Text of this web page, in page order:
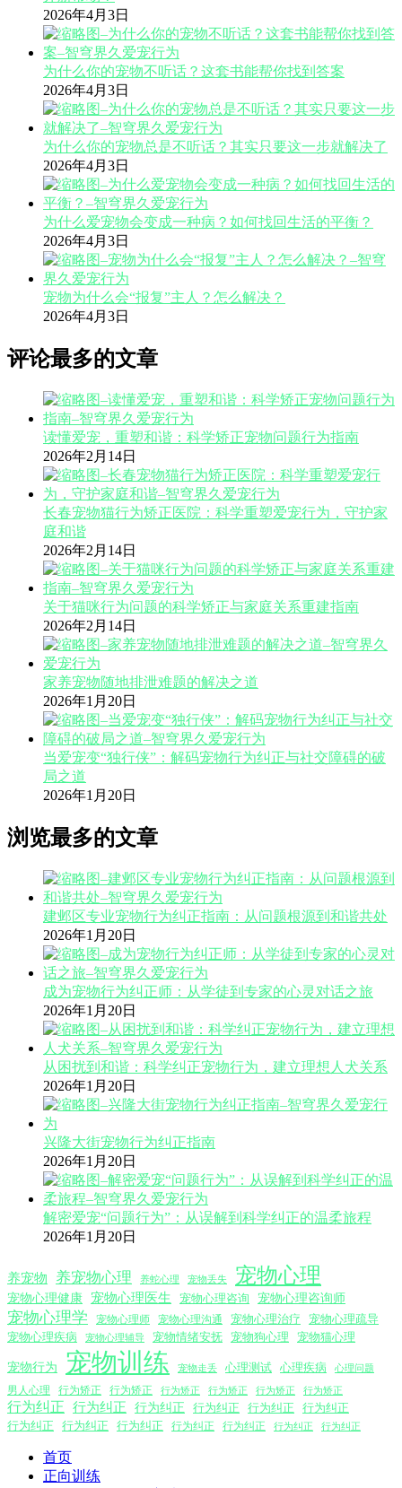
2026年4月3日
为什么你的宠物不听话？这套书能帮你找到答案
2026年4月3日
为什么你的宠物总是不听话？其实只要这一步就解决了
2026年4月3日
为什么爱宠物会变成一种病？如何找回生活的平衡？
2026年4月3日
宠物为什么会“报复”主人？怎么解决？
2026年4月3日
评论最多的文章
读懂爱宠，重塑和谐：科学矫正宠物问题行为指南
2026年2月14日
长春宠物猫行为矫正医院：科学重塑爱宠行为，守护家
庭和谐
2026年2月14日
关于猫咪行为问题的科学矫正与家庭关系重建指南
2026年2月14日
家养宠物随地排泄难题的解决之道
2026年1月20日
当爱宠变“独行侠”：解码宠物行为纠正与社交障碍的破
局之道
2026年1月20日
浏览最多的文章
建邺区专业宠物行为纠正指南：从问题根源到和谐共处
2026年1月20日
成为宠物行为纠正师：从学徒到专家的心灵对话之旅
2026年1月20日
从困扰到和谐：科学纠正宠物行为，建立理想人犬关系
2026年1月20日
兴隆大街宠物行为纠正指南
2026年1月20日
解密爱宠“问题行为”：从误解到科学纠正的温柔旅程
2026年1月20日
养宠物 养宠物心理 养蛇心理 宠物丢失 宠物心理
宠物心理健康 宠物心理医生 宠物心理咨询 宠物心理咨询师
宠物心理学 宠物心理师 宠物心理沟通 宠物心理治疗
宠物心理疏导
宠物心理疾病
宠物心理辅导 宠物情绪安抚 宠物狗心理 宠物猫心理
宠物行为 宠物训练 宠物走丢 心理测试 心理疾病 心理问题
男人心理 行为矫正 行为矫正 行为矫正 行为矫正 行为矫正 行为矫正
行为纠正 行为纠正 行为纠正 行为纠正 行为纠正
行为纠正
行为纠正
行为纠正 行为纠正 行为纠正 行为纠正 行为纠正 行为纠正
首页
正向训练